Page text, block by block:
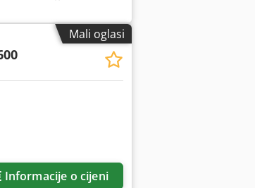
u minuti Codpfozk
radnih sati Stroj je u
Mali oglasi
Informacije o cijeni